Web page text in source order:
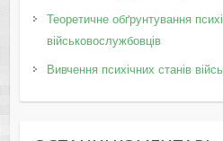
Теоретичне обґрунтування
військовослужбовців
Вивчення психічних станів